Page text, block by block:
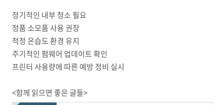
정기적인 내부 청소 필요
정품 소모품 사용 권장
적정 온습도 환경 유지
주기적인 펌웨어 업데이트 확인
프린터 사용량에 따른 예방 정비 실시
<함께 읽으면 좋은 글들>